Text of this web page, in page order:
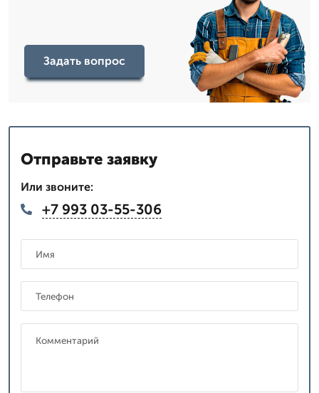
Задать вопрос
Отправьте заявку
Или звоните:
+7 993 03-55-306